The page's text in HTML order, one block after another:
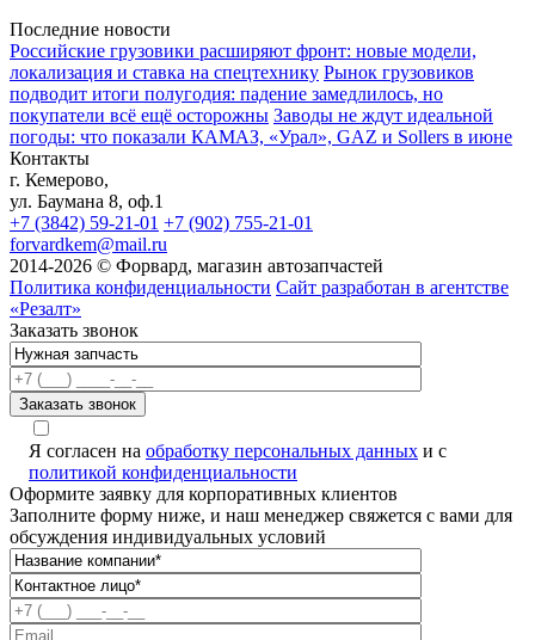
Последние новости
Российские грузовики расширяют фронт: новые модели,
локализация и ставка на спецтехнику Рынок грузовиков
подводит итоги полугодия: падение замедлилось, но
покупатели всё ещё осторожны Заводы не ждут идеальной
погоды: что показали КАМАЗ, «Урал», GAZ и Sollers в июне
Контакты
г. Кемерово,
ул. Баумана 8, оф.1
+7 (3842) 59-21-01 +7 (902) 755-21-01
forvardkem@mail.ru
2014-2026 © Форвард, магазин автозапчастей
Политика конфиденциальности Сайт разработан в агентстве
«Резалт»
Заказать звонок
Я согласен на обработку персональных данных и с
политикой конфиденциальности
Оформите заявку для корпоративных клиентов
Заполните форму ниже, и наш менеджер свяжется с вами для
обсуждения индивидуальных условий